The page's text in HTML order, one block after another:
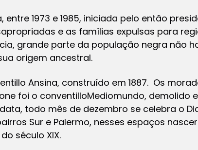
1973 e 1985, iniciada pelo então
e as famílias expulsas para
grande parte da população negra não
origem ancestral.
Ansina, construído em 1887. Os
foi o conventilloMediomundo, demolido
todo mês de dezembro se celebra o
Sur e Palermo, nesses espaços
século XIX.